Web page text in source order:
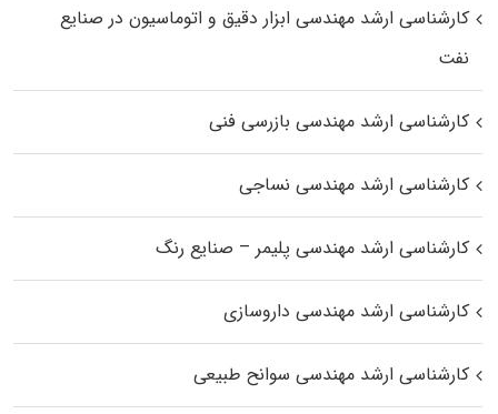
کارشناسی ارشد مهندسی ابزار دقیق و اتوماسیون در صنایع
نفت
کارشناسی ارشد مهندسی بازرسی فنی
کارشناسی ارشد مهندسی نساجی
کارشناسی ارشد مهندسی پلیمر – صنایع رنگ
کارشناسی ارشد مهندسی داروسازی
کارشناسی ارشد مهندسی سوانح طبیعی